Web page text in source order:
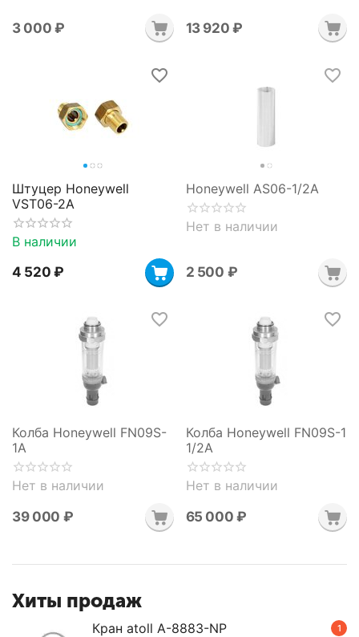
3 000 ₽ 13 920 ₽
Штуцер Honeywell
VST06-2A
В наличии
4 520 ₽
Honeywell AS06-1/2A
Нет в наличии
2 500 ₽
Колба Honeywell FN09S-
1A
Нет в наличии
39 000 ₽
Колба Honeywell FN09S-1
1/2A
Нет в наличии
65 000 ₽
Хиты продаж
1
Кран atoll A-8883-NP